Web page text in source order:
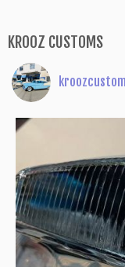
KROOZ CUSTOMS